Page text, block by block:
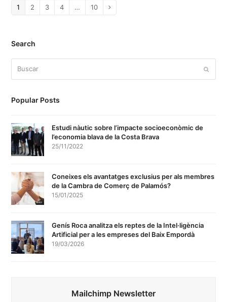
Page
1 Page
2 Page
3 Page
4 … Page
10
Search
Popular Posts
Estudi nàutic sobre l’impacte socioeconòmic de
l’economia blava de la Costa Brava
25/11/2022
Coneixes els avantatges exclusius per als membres
de la Cambra de Comerç de Palamós?
15/01/2025
Genís Roca analitza els reptes de la Intel·ligència
Artificial per a les empreses del Baix Empordà
19/03/2026
Mailchimp Newsletter